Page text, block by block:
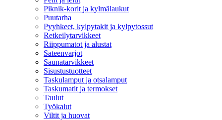
Piknik-korit ja kylmälaukut
Puutarha
Pyyhkeet, kylpytakit ja kylpytossut
Retkeilytarvikkeet
Riippumatot ja alustat
Sateenvarjot
Saunatarvikkeet
Sisustustuotteet
Taskulamput ja otsalamput
Taskumatit ja termokset
Taulut
Työkalut
Viltit ja huovat